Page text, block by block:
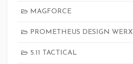
MAGFORCE
PROMETHEUS DESIGN WERX
5.11 TACTICAL